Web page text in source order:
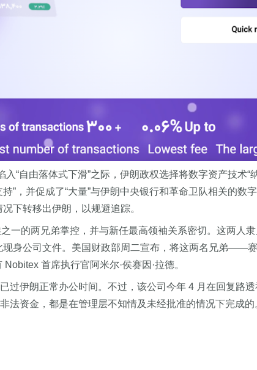
“自由落体式下滑”之际，伊朗政权选择将数字资产技术
”，并促成了“大量”与伊朗中央银行和革命卫队相关的
下转移出伊朗，以规避追踪。
一的两兄弟掌控，并与新任最高领袖关系密切。这两人
身公司文件。美国财政部周二宣布，将这两名兄弟——赛
首席执行官阿米尔·侯赛因·拉德。
伊朗正常办公时间。不过，该公司今年 4 月在回复路
资金，都是在管理层不知情及未经批准的情况下完成